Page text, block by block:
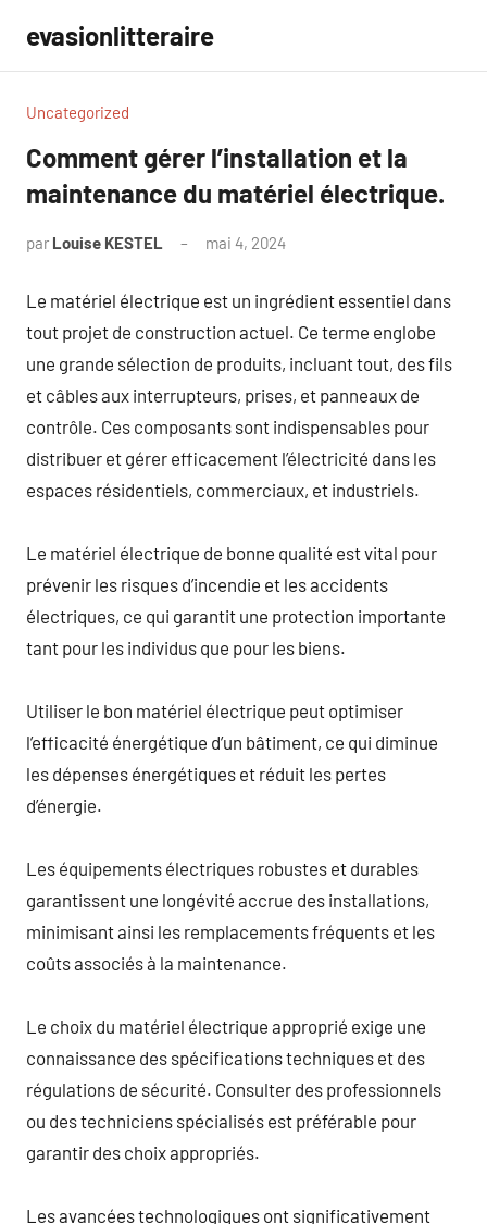
contenu
evasionlitteraire
Uncategorized
Comment gérer l’installation et la
maintenance du matériel électrique.
par Louise KESTEL mai 4, 2024
Le matériel électrique est un ingrédient essentiel dans
tout projet de construction actuel. Ce terme englobe
une grande sélection de produits, incluant tout, des fils
et câbles aux interrupteurs, prises, et panneaux de
contrôle. Ces composants sont indispensables pour
distribuer et gérer efficacement l’électricité dans les
espaces résidentiels, commerciaux, et industriels.
Le matériel électrique de bonne qualité est vital pour
prévenir les risques d’incendie et les accidents
électriques, ce qui garantit une protection importante
tant pour les individus que pour les biens.
Utiliser le bon matériel électrique peut optimiser
l’efficacité énergétique d’un bâtiment, ce qui diminue
les dépenses énergétiques et réduit les pertes
d’énergie.
Les équipements électriques robustes et durables
garantissent une longévité accrue des installations,
minimisant ainsi les remplacements fréquents et les
coûts associés à la maintenance.
Le choix du matériel électrique approprié exige une
connaissance des spécifications techniques et des
régulations de sécurité. Consulter des professionnels
ou des techniciens spécialisés est préférable pour
garantir des choix appropriés.
Les avancées technologiques ont significativement